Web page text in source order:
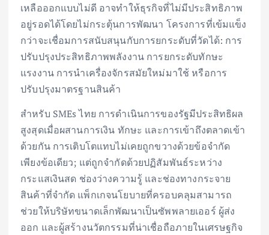
เหลือออกแบบไม่ดี อาจทำให้ธุรกิจที่ไม่มีประสิทธิภาพ
อยู่รอดได้โดยไม่กระตุ้นการพัฒนา โครงการที่เข้มแข็ง
กว่าจะเชื่อมการสนับสนุนกับการยกระดับที่วัดได้: การ
ปรับปรุงประสิทธิภาพพลังงาน การยกระดับทักษะ
แรงงาน การนำเครื่องจักรสมัยใหม่มาใช้ หรือการ
ปรับปรุงมาตรฐานสินค้า
สำหรับ SMEs ไทย การดำเนินการของรัฐมีประสิทธิผล
สูงสุดเมื่อผสานการเงิน ทักษะ และการเข้าถึงตลาดเข้า
ด้วยกัน การเติบโตแทบไม่เคยถูกขวางด้วยข้อจำกัด
เพียงข้อเดียว; แต่ถูกจำกัดด้วยปฏิสัมพันธ์ระหว่าง
กระแสเงินสด ช่องว่างความรู้ และช่องทางกระจาย
สินค้าที่จำกัด แพ็กเกจนโยบายที่ครอบคลุมสามารถ
ช่วยให้บริษัทขนาดเล็กพัฒนาเป็นซัพพลายเออร์ ผู้ส่ง
ออก และผู้สร้างนวัตกรรมที่น่าเชื่อถือภายในเศรษฐกิจ